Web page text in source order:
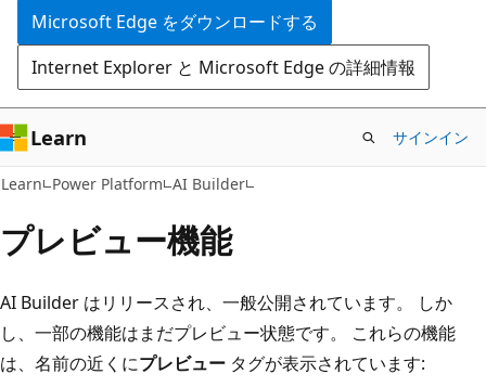
ツ
に
ス
キ
ッ
プ
Microsoft Edge をダウンロードする
Internet Explorer と Microsoft Edge の詳細情報
Learn サインイン
Learn Power Platform AI Builder
プレビュー機能
AI Builder はリリースされ、一般公開されています。 しか
し、一部の機能はまだプレビュー状態です。 これらの機能
は、名前の近くにプレビュー タグが表示されています: